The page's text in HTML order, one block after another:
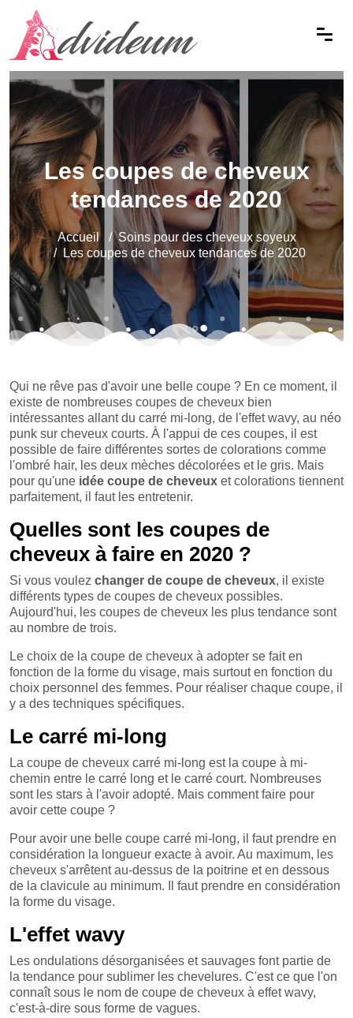
Les coupes de cheveux
tendances de 2020
Accueil
Soins pour des cheveux soyeux
Les coupes de cheveux tendances de 2020
Qui ne rêve pas d'avoir une belle coupe ? En ce moment, il
existe de nombreuses coupes de cheveux bien
intéressantes allant du carré mi-long, de l'effet wavy, au néo
punk sur cheveux courts. À l'appui de ces coupes, il est
possible de faire différentes sortes de colorations comme
l'ombré hair, les deux mèches décolorées et le gris. Mais
pour qu'une idée coupe de cheveux et colorations tiennent
parfaitement, il faut les entretenir.
Quelles sont les coupes de
cheveux à faire en 2020 ?
Si vous voulez changer de coupe de cheveux, il existe
différents types de coupes de cheveux possibles.
Aujourd'hui, les coupes de cheveux les plus tendance sont
au nombre de trois.
Le choix de la coupe de cheveux à adopter se fait en
fonction de la forme du visage, mais surtout en fonction du
choix personnel des femmes. Pour réaliser chaque coupe, il
y a des techniques spécifiques.
Le carré mi-long
La coupe de cheveux carré mi-long est la coupe à mi-
chemin entre le carré long et le carré court. Nombreuses
sont les stars à l'avoir adopté. Mais comment faire pour
avoir cette coupe ?
Pour avoir une belle coupe carré mi-long, il faut prendre en
considération la longueur exacte à avoir. Au maximum, les
cheveux s'arrêtent au-dessus de la poitrine et en dessous
de la clavicule au minimum. Il faut prendre en considération
la forme du visage.
L'effet wavy
Les ondulations désorganisées et sauvages font partie de
la tendance pour sublimer les chevelures. C'est ce que l'on
connaît sous le nom de coupe de cheveux à effet wavy,
c'est-à-dire sous forme de vagues.